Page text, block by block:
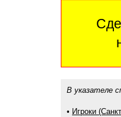
В указателе
• Игроки